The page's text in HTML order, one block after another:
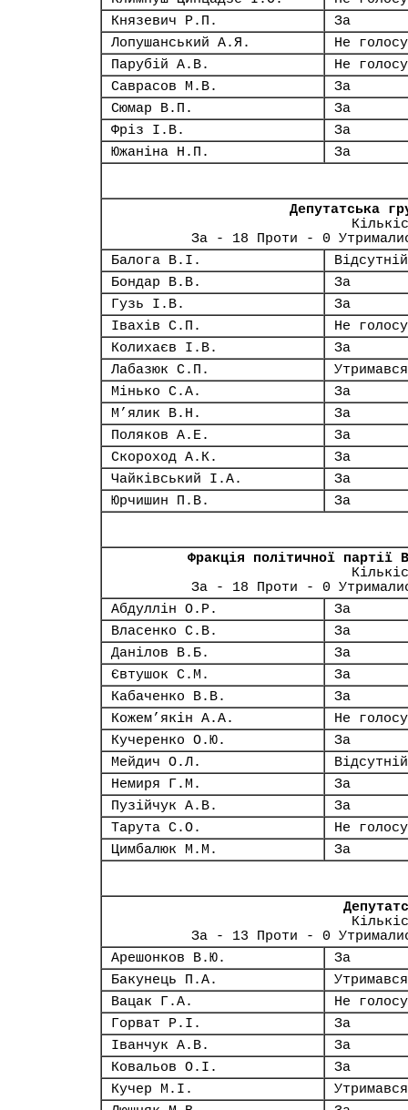
Князевич Р.П.
За
Лопушанський А.Я.
Не
Парубій А.В.
Не
Саврасов М.В.
За
Сюмар В.П.
За
Фріз І.В.
За
Южаніна Н.П.
За
Депутатська
За - 18 Проти - 0
Балога В.І.
Відсутній
Бондар В.В.
За
Гузь І.В.
За
Івахів С.П.
Не
Колихаєв І.В.
За
Лабазюк С.П.
Утримався
Мінько С.А.
За
М’ялик В.Н.
За
Поляков А.Е.
За
Скороход А.К.
За
Чайківський І.А.
За
Юрчишин П.В.
За
Фракція політичної партії
За - 18 Проти - 0
Абдуллін О.Р.
За
Власенко С.В.
За
Данілов В.Б.
За
Євтушок С.М.
За
Кабаченко В.В.
За
Кожем’якін А.А.
Не
Кучеренко О.Ю.
За
Мейдич О.Л.
Відсутній
Немиря Г.М.
За
Пузійчук А.В.
За
Тарута С.О.
Не
Цимбалюк М.М.
За
За - 13 Проти - 0
Арешонков В.Ю.
За
Бакунець П.А.
Утримався
Вацак Г.А.
Не
Горват Р.І.
За
Іванчук А.В.
За
Ковальов О.І.
За
Кучер М.І.
Утримався